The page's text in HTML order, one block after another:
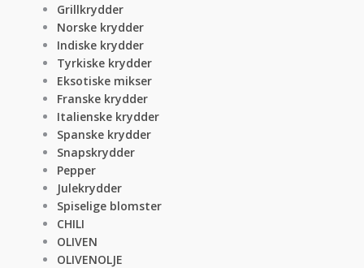
Grillkrydder
Norske krydder
Indiske krydder
Tyrkiske krydder
Eksotiske mikser
Franske krydder
Italienske krydder
Spanske krydder
Snapskrydder
Pepper
Julekrydder
Spiselige blomster
CHILI
OLIVEN
OLIVENOLJE